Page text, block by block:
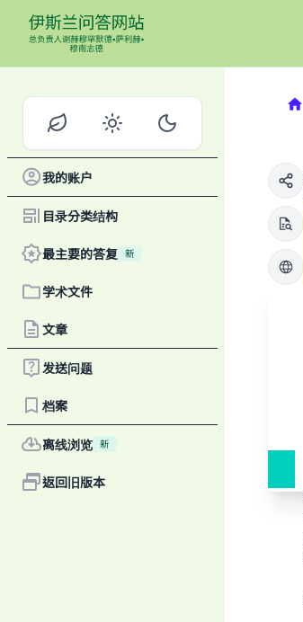
我的账户
目录分类结构
最主要的答复 新
学术文件
文章
发送问题
档案
离线浏览 新
返回旧版本